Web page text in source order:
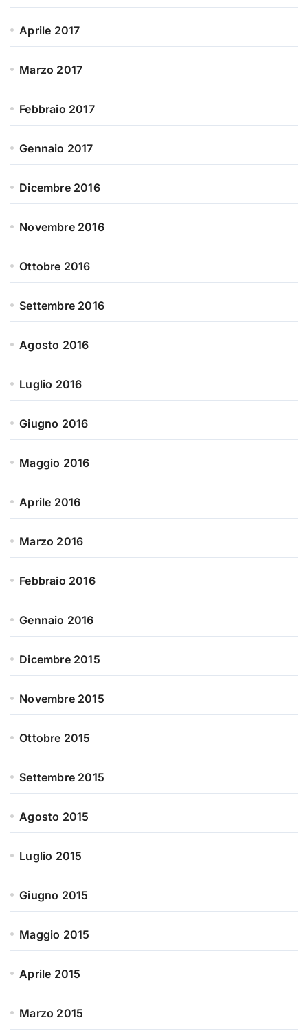
Aprile 2017
Marzo 2017
Febbraio 2017
Gennaio 2017
Dicembre 2016
Novembre 2016
Ottobre 2016
Settembre 2016
Agosto 2016
Luglio 2016
Giugno 2016
Maggio 2016
Aprile 2016
Marzo 2016
Febbraio 2016
Gennaio 2016
Dicembre 2015
Novembre 2015
Ottobre 2015
Settembre 2015
Agosto 2015
Luglio 2015
Giugno 2015
Maggio 2015
Aprile 2015
Marzo 2015